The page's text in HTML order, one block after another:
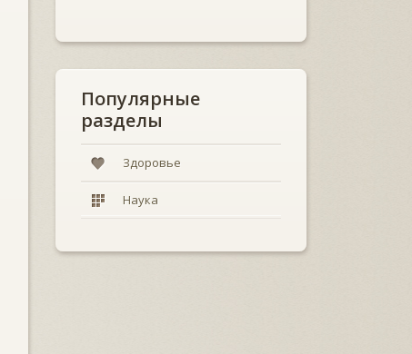
Популярные
разделы
Здоровье
Наука